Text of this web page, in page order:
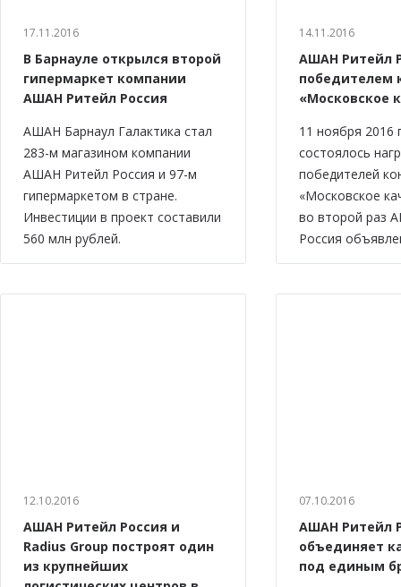
17.11.2016
В Барнауле открылся второй
гипермаркет компании
АШАН Ритейл Россия
АШАН Барнаул Галактика стал
283-м магазином компании
АШАН Ритейл Россия и 97-м
гипермаркетом в стране.
Инвестиции в проект составили
560 млн рублей.
14.11.2016
АШАН Ритейл
победителем
«Московское
11 ноября 2016
состоялось
победителей
«Московское
во второй раз
Россия
12.10.2016
АШАН Ритейл Россия и
Radius Group построят один
из крупнейших
07.10.2016
АШАН Ритейл
объединяет
под единым